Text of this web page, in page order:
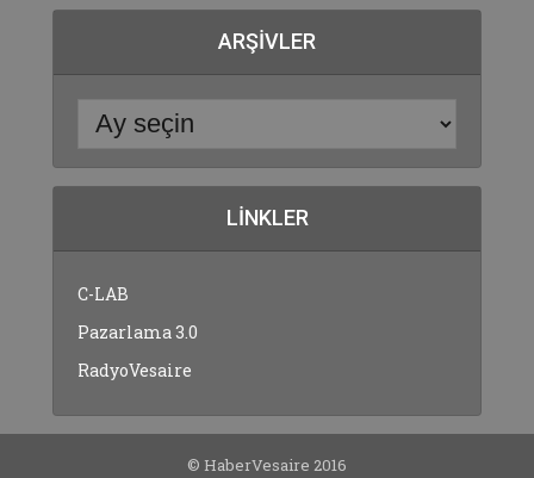
ARŞIVLER
LINKLER
C-LAB
Pazarlama 3.0
RadyoVesaire
© HaberVesaire 2016